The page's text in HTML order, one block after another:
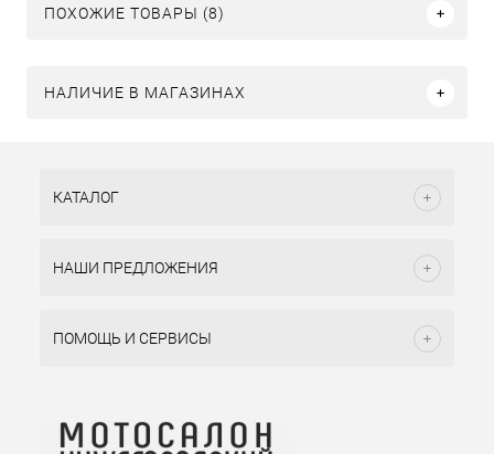
ПОХОЖИЕ ТОВАРЫ (8)
НАЛИЧИЕ В МАГАЗИНАХ
КАТАЛОГ
НАШИ ПРЕДЛОЖЕНИЯ
ПОМОЩЬ И СЕРВИСЫ